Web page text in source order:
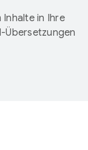
in Ihre
Übersetzungen